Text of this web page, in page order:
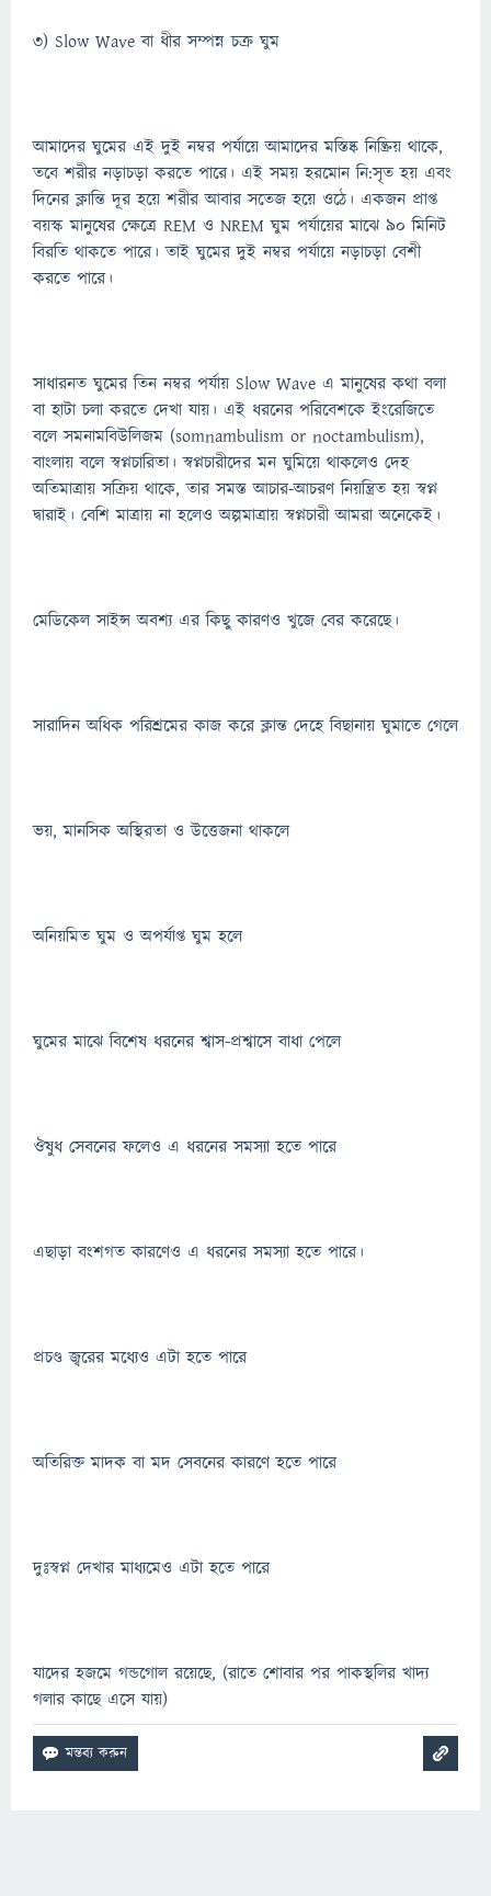
৩) Slow Wave বা ধীর সম্পন্ন চক্র ঘুম
আমাদের ঘুমের এই দুই নম্বর পর্যায়ে আমাদের মস্তিষ্ক নিষ্ক্রিয় থাকে,
তবে শরীর নড়াচড়া করতে পারে। এই সময় হরমোন নি:সৃত হয় এবং
দিনের ক্লান্তি দূর হয়ে শরীর আবার সতেজ হয়ে ওঠে। একজন প্রাপ্ত
বয়স্ক মানুষের ক্ষেত্রে REM ও NREM ঘুম পর্যায়ের মাঝে ৯০ মিনিট
বিরতি থাকতে পারে। তাই ঘুমের দুই নম্বর পর্যায়ে নড়াচড়া বেশী
করতে পারে।
সাধারনত ঘুমের তিন নম্বর পর্যায় Slow Wave এ মানুষের কথা বলা
বা হাটা চলা করতে দেখা যায়। এই ধরনের পরিবেশকে ইংরেজিতে
বলে সমনামবিউলিজম (somnambulism or noctambulism),
বাংলায় বলে স্বপ্নচারিতা। স্বপ্নচারীদের মন ঘুমিয়ে থাকলেও দেহ
অতিমাত্রায় সক্রিয় থাকে, তার সমস্ত আচার-আচরণ নিয়ন্ত্রিত হয় স্বপ্ন
দ্বারাই। বেশি মাত্রায় না হলেও অল্পমাত্রায় স্বপ্নচারী আমরা অনেকেই।
মেডিকেল সাইন্স অবশ্য এর কিছু কারণও খুজে বের করেছে।
সারাদিন অধিক পরিশ্রমের কাজ করে ক্লান্ত দেহে বিছানায় ঘুমাতে গেলে
ভয়, মানসিক অস্থিরতা ও উত্তেজনা থাকলে
অনিয়মিত ঘুম ও অপর্যাপ্ত ঘুম হলে
ঘুমের মাঝে বিশেষ ধরনের শ্বাস-প্রশ্বাসে বাধা পেলে
ঔষুধ সেবনের ফলেও এ ধরনের সমস্যা হতে পারে
এছাড়া বংশগত কারণেও এ ধরনের সমস্যা হতে পারে।
প্রচণ্ড জ্বরের মধ্যেও এটা হতে পারে
অতিরিক্ত মাদক বা মদ সেবনের কারণে হতে পারে
দুঃস্বপ্ন দেখার মাধ্যমেও এটা হতে পারে
যাদের হজমে গন্ডগোল রয়েছে, (রাতে শোবার পর পাকস্থলির খাদ্য
গলার কাছে এসে যায়)